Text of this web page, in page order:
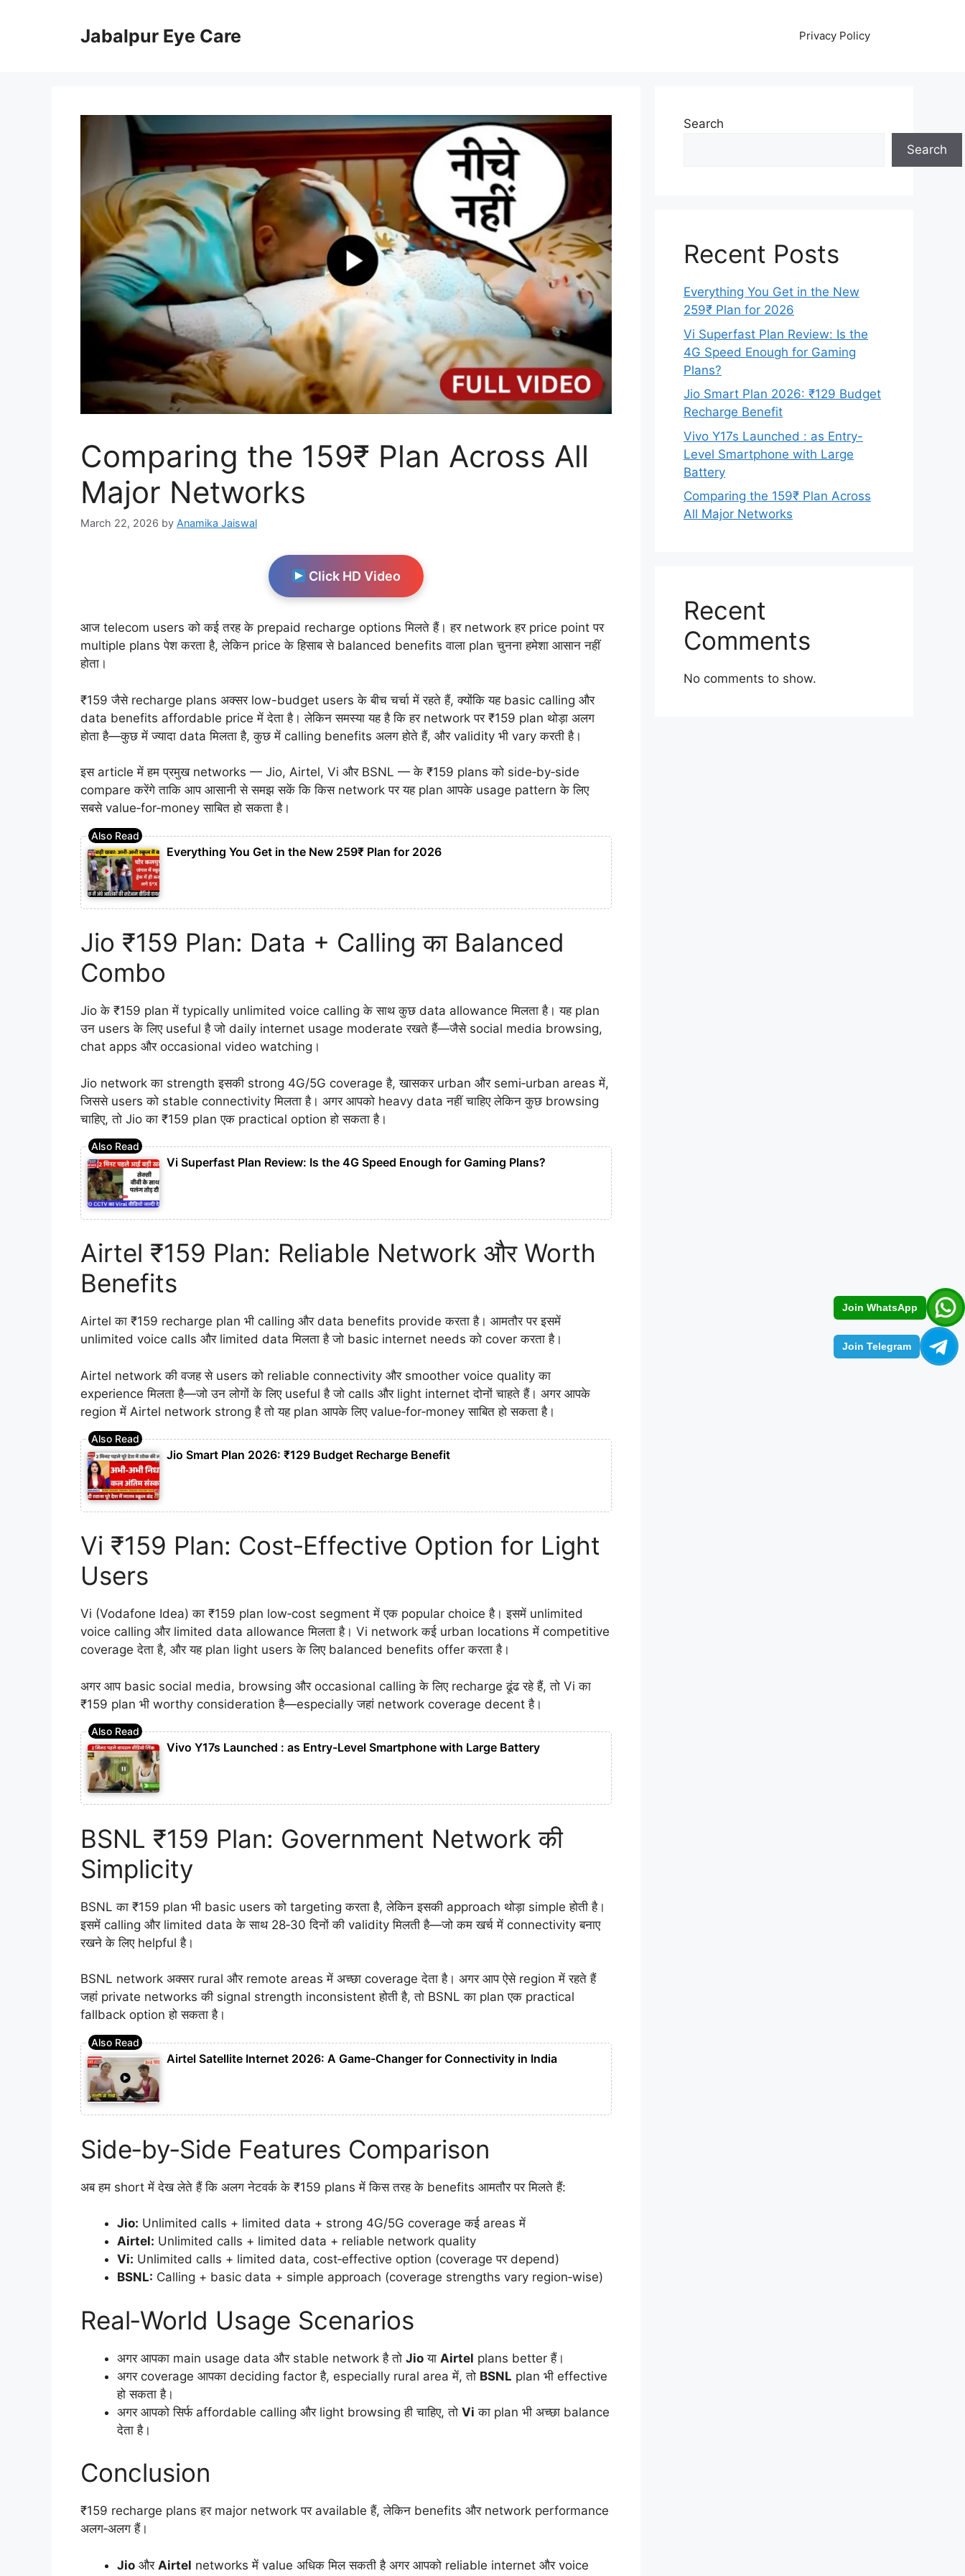
Join WhatsApp
Join Telegram
Jabalpur Eye Care Privacy Policy
Comparing the 159₹ Plan Across All
Major Networks
March 22, 2026 by Anamika Jaiswal
Click HD Video
आज telecom users को कई तरह के prepaid recharge options मिलते हैं। हर network हर price point पर
multiple plans पेश करता है, लेकिन price के हिसाब से balanced benefits वाला plan चुनना हमेशा आसान नहीं
होता।
₹159 जैसे recharge plans अक्सर low-budget users के बीच चर्चा में रहते हैं, क्योंकि यह basic calling और
data benefits affordable price में देता है। लेकिन समस्या यह है कि हर network पर ₹159 plan थोड़ा अलग
होता है—कुछ में ज्यादा data मिलता है, कुछ में calling benefits अलग होते हैं, और validity भी vary करती है।
इस article में हम प्रमुख networks — Jio, Airtel, Vi और BSNL — के ₹159 plans को side‑by‑side
compare करेंगे ताकि आप आसानी से समझ सकें कि किस network पर यह plan आपके usage pattern के लिए
सबसे value‑for‑money साबित हो सकता है।
Everything You Get in the New 259₹ Plan for 2026
Jio ₹159 Plan: Data + Calling का Balanced
Combo
Jio के ₹159 plan में typically unlimited voice calling के साथ कुछ data allowance मिलता है। यह plan
उन users के लिए useful है जो daily internet usage moderate रखते हैं—जैसे social media browsing,
chat apps और occasional video watching।
Jio network का strength इसकी strong 4G/5G coverage है, खासकर urban और semi‑urban areas में,
जिससे users को stable connectivity मिलता है। अगर आपको heavy data नहीं चाहिए लेकिन कुछ browsing
चाहिए, तो Jio का ₹159 plan एक practical option हो सकता है।
Vi Superfast Plan Review: Is the 4G Speed Enough for Gaming Plans?
Airtel ₹159 Plan: Reliable Network और Worth
Benefits
Airtel का ₹159 recharge plan भी calling और data benefits provide करता है। आमतौर पर इसमें
unlimited voice calls और limited data मिलता है जो basic internet needs को cover करता है।
Airtel network की वजह से users को reliable connectivity और smoother voice quality का
experience मिलता है—जो उन लोगों के लिए useful है जो calls और light internet दोनों चाहते हैं। अगर आपके
region में Airtel network strong है तो यह plan आपके लिए value‑for‑money साबित हो सकता है।
Jio Smart Plan 2026: ₹129 Budget Recharge Benefit
Vi ₹159 Plan: Cost‑Effective Option for Light
Users
Vi (Vodafone Idea) का ₹159 plan low‑cost segment में एक popular choice है। इसमें unlimited
voice calling और limited data allowance मिलता है। Vi network कई urban locations में competitive
coverage देता है, और यह plan light users के लिए balanced benefits offer करता है।
अगर आप basic social media, browsing और occasional calling के लिए recharge ढूंढ रहे हैं, तो Vi का
₹159 plan भी worthy consideration है—especially जहां network coverage decent है।
Vivo Y17s Launched : as Entry-Level Smartphone with Large Battery
BSNL ₹159 Plan: Government Network की
Simplicity
BSNL का ₹159 plan भी basic users को targeting करता है, लेकिन इसकी approach थोड़ा simple होती है।
इसमें calling और limited data के साथ 28‑30 दिनों की validity मिलती है—जो कम खर्च में connectivity बनाए
रखने के लिए helpful है।
BSNL network अक्सर rural और remote areas में अच्छा coverage देता है। अगर आप ऐसे region में रहते हैं
जहां private networks की signal strength inconsistent होती है, तो BSNL का plan एक practical
fallback option हो सकता है।
Airtel Satellite Internet 2026: A Game-Changer for Connectivity in India
Side‑by‑Side Features Comparison
अब हम short में देख लेते हैं कि अलग नेटवर्क के ₹159 plans में किस तरह के benefits आमतौर पर मिलते हैं:
Jio: Unlimited calls + limited data + strong 4G/5G coverage कई areas में
Airtel: Unlimited calls + limited data + reliable network quality
Vi: Unlimited calls + limited data, cost‑effective option (coverage पर depend)
BSNL: Calling + basic data + simple approach (coverage strengths vary region‑wise)
Real‑World Usage Scenarios
अगर आपका main usage data और stable network है तो Jio या Airtel plans better हैं।
अगर coverage आपका deciding factor है, especially rural area में, तो BSNL plan भी effective
हो सकता है।
अगर आपको सिर्फ affordable calling और light browsing ही चाहिए, तो Vi का plan भी अच्छा balance
देता है।
Conclusion
₹159 recharge plans हर major network पर available हैं, लेकिन benefits और network performance
अलग‑अलग हैं।
Jio और Airtel networks में value अधिक मिल सकती है अगर आपको reliable internet और voice
Search
Search
Recent Posts
Everything You Get in the New
259₹ Plan for 2026
Vi Superfast Plan Review: Is the
4G Speed Enough for Gaming
Plans?
Jio Smart Plan 2026: ₹129 Budget
Recharge Benefit
Vivo Y17s Launched : as Entry-
Level Smartphone with Large
Battery
Comparing the 159₹ Plan Across
All Major Networks
Recent
Comments
No comments to show.